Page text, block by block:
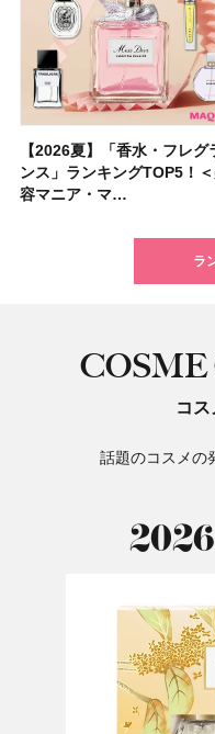
【2026夏】「香水・フレグ
ンス」ランキングTOP5！
容マニア・マ…
【クリスマスコフレ2026】
リニークのホリデーコフレ
挙紹介！ 人気…
【2026年夏】汗・皮脂に強
ファンデーション20選！ 滝
でも崩れない…
【2026夏】「リップケア」
ンキングTOP5！＜美容マ
集団・マキア…
【2026夏】「インナーケア
サプリ」ランキングTOP5
美容マニア集…
【最新】髪のうねり・広がり
くせ毛におすすめのシャン
17選
【フォロー＆いいねで当たる
中国割烹旅館 掬水亭の宿泊
を1組2名様にプ…
【全色レビュー】ケイト メ
ウブラウンアイズ限定色追
イエベ・ブルベ別…
ラ
コ
話題のコスメの